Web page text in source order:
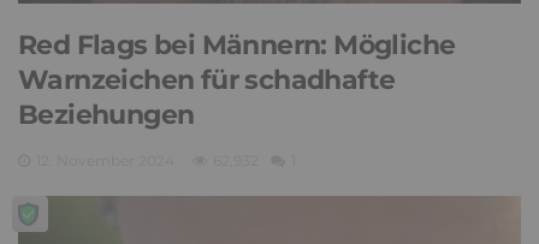
Red Flags bei Männern: Mögliche
Warnzeichen für schadhafte
Beziehungen